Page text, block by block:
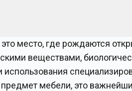
место, где рождаются
веществами,
предмет мебели, это